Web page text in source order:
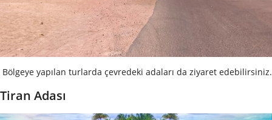
Bölgeye yapılan turlarda çevredeki adaları da ziyaret edebilirsiniz.
Tiran Adası